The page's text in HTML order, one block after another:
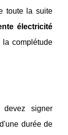
toute la suite
électricité
la complétude
devez signer
d'une durée de